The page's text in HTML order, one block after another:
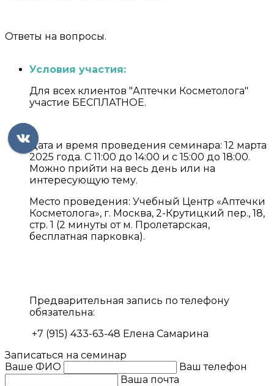
Ответы на вопросы.
Условия участия:
Для всех клиентов "Аптечки Косметолога"
участие БЕСПЛАТНОЕ.
Дата и время проведения семинара: 12 марта
2025 года. С 11:00 до 14:00 и с 15:00 до 18:00.
Можно прийти на весь день или на
интересующую тему.
Место проведения: Учебный Центр «Аптечки
Косметолога», г. Москва, 2-Крутицкий пер., 18,
стр. 1 (2 минуты от м. Пролетарская,
бесплатная парковка).
Предварительная запись по телефону
обязательна:
+7 (915) 433-63-48 Елена Самарина
Записаться на семинар
Ваше ФИО
Ваш телефон
Ваша почта